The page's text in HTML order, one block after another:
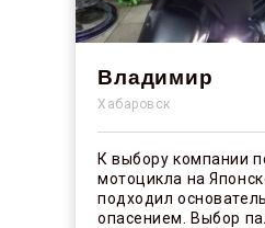
Владимир
Хабаровск
К выбору компании
мотоцикла на
подходил
опасением. Выбор